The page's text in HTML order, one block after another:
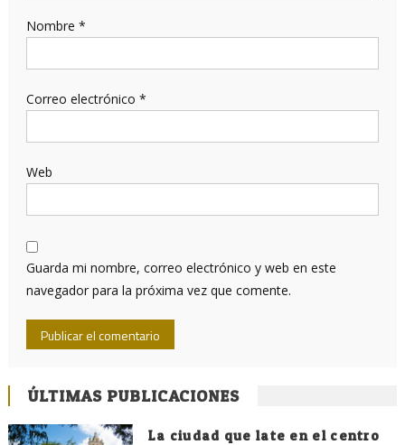
Nombre *
Correo electrónico *
Web
Guarda mi nombre, correo electrónico y web en este
navegador para la próxima vez que comente.
ÚLTIMAS PUBLICACIONES
La ciudad que late en el centro